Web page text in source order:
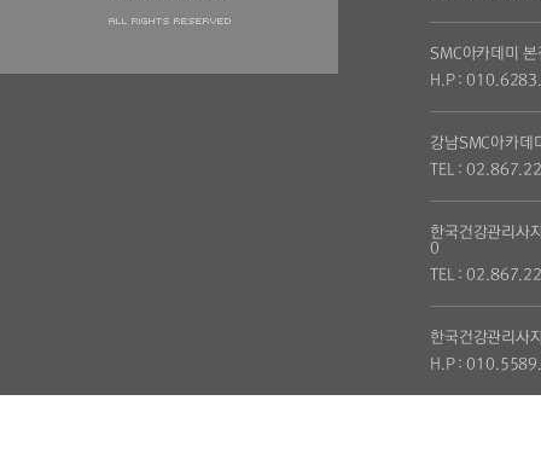
SMC아카데미 본
H.P :
강남SMC아카데
TEL :
한국건강관리사
0
TEL :
한국건강관리사
H.P :